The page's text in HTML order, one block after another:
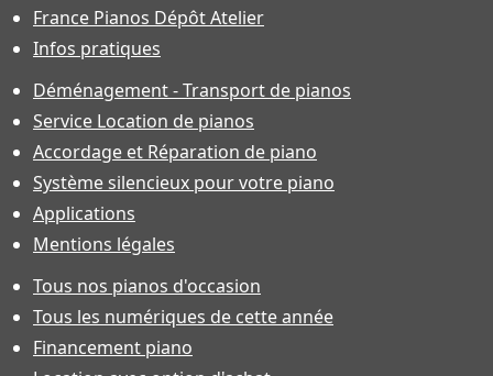
France Pianos Dépôt Atelier
Infos pratiques
Déménagement - Transport de pianos
Service Location de pianos
Accordage et Réparation de piano
Système silencieux pour votre piano
Applications
Mentions légales
Tous nos pianos d'occasion
Tous les numériques de cette année
Financement piano